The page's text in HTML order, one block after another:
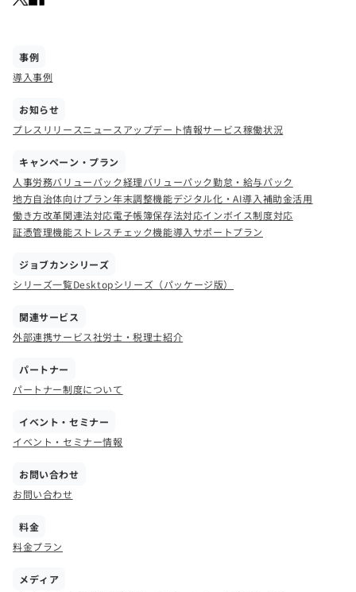
事例
導入事例
お知らせ
プレスリリースニュース アップデート情報サービス稼働状況
キャンペーン・プラン
人事労務バリューパック経理バリューパック勤怠・給与パック
地方自治体向けプラン年末調整機能デジタル化・AI導入補助金活用
働き方改革関連法対応電子帳簿保存法対応インボイス制度対応
証憑管理機能ストレスチェック機能導入サポートプラン
ジョブカンシリーズ
シリーズ一覧Desktopシリーズ（パッケージ版）
関連サービス
外部連携サービス社労士・税理士紹介
パートナー
パートナー制度について
イベント・セミナー
イベント・セミナー情報
お問い合わせ
お問い合わせ
料金
料金プラン
メディア